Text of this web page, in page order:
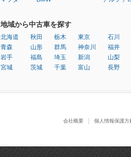
地域から中古車を探す
北海道
青森
岩手
宮城
秋田
山形
福島
茨城
栃木
群馬
埼玉
千葉
東京
神奈川
新潟
富山
石川
福井
山梨
長野
会社概要 個人情報保護方